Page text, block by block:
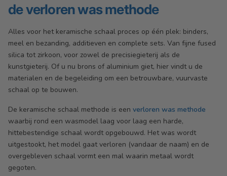
de verloren was methode
Alles voor het keramische schaal proces op één plek: binders,
meel en bezanding, additieven en complete sets. Van fijne fused
silica tot zirkoon, voor zowel de precisiegieterij als de
kunstgieterij. Of u nu brons of aluminium giet, hier vindt u de
materialen en de begeleiding om een betrouwbare, vuurvaste
schaal op te bouwen.
De keramische schaal methode is een verloren was methode
waarbij rond een wasmodel laag voor laag een harde,
hittebestendige schaal wordt opgebouwd. Het was wordt
uitgestookt, het model gaat verloren (vandaar de naam) en de
overgebleven schaal vormt een mal waarin metaal wordt
gegoten.